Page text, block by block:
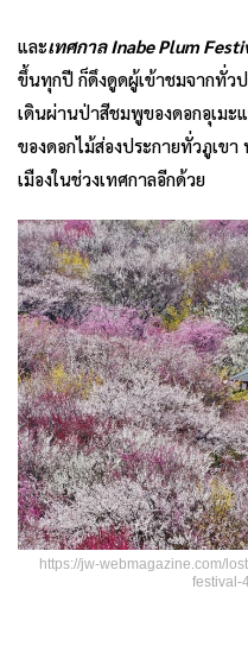
และเทศกาลInabe Plum
ขึ้นทุกปี ก็ดึงดูดผู้เข้าชมจากทั่ว
เดินผ่านป่าสีชมพูของดอกอุเม
ของดอกไม้ส่องประกายทั่วภูเข
เมืองในช่วงเทศกาลอีกด้วย
https://jw-webmagazine.com/
festival-